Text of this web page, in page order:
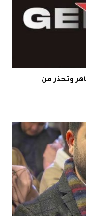
التظاهر وتحذر من